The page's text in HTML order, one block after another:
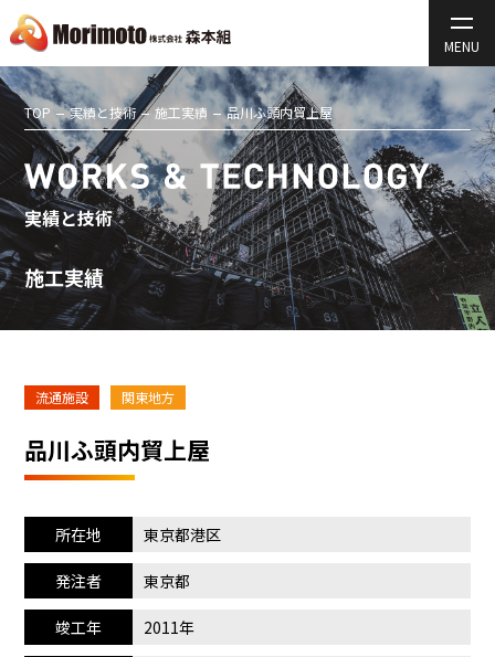
TOP 実績と技術 施工実績 品川ふ頭内貿上屋
実績と技術
施工実績
流通施設 関東地方
品川ふ頭内貿上屋
所在地 東京都港区
発注者 東京都
竣工年 2011年